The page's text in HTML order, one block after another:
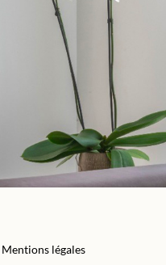
Mentions légales